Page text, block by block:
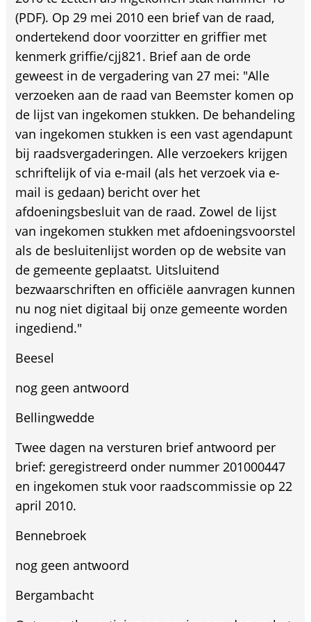
(PDF). Op 29 mei 2010 een brief van de raad,
ondertekend door voorzitter en griffier met
kenmerk griffie/cjj821. Brief aan de orde
geweest in de vergadering van 27 mei: "Alle
verzoeken aan de raad van Beemster komen op
de lijst van ingekomen stukken. De behandeling
van ingekomen stukken is een vast agendapunt
bij raadsvergaderingen. Alle verzoekers krijgen
schriftelijk of via e-mail (als het verzoek via e-
mail is gedaan) bericht over het
afdoeningsbesluit van de raad. Zowel de lijst
van ingekomen stukken met afdoeningsvoorstel
als de besluitenlijst worden op de website van
de gemeente geplaatst. Uitsluitend
bezwaarschriften en officiële aanvragen kunnen
nu nog niet digitaal bij onze gemeente worden
ingediend."
Beesel
nog geen antwoord
Bellingwedde
Twee dagen na versturen brief antwoord per
brief: geregistreerd onder nummer 201000447
en ingekomen stuk voor raadscommissie op 22
april 2010.
Bennebroek
nog geen antwoord
Bergambacht